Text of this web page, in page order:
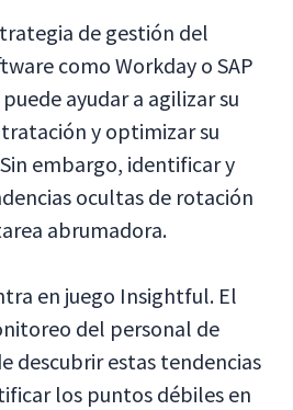
de gestión del
como Workday o SAP
ayudar a agilizar su
y optimizar su
embargo, identificar y
ocultas de rotación
abrumadora.
en juego Insightful. El
del personal de
descubrir estas tendencias
los puntos débiles en